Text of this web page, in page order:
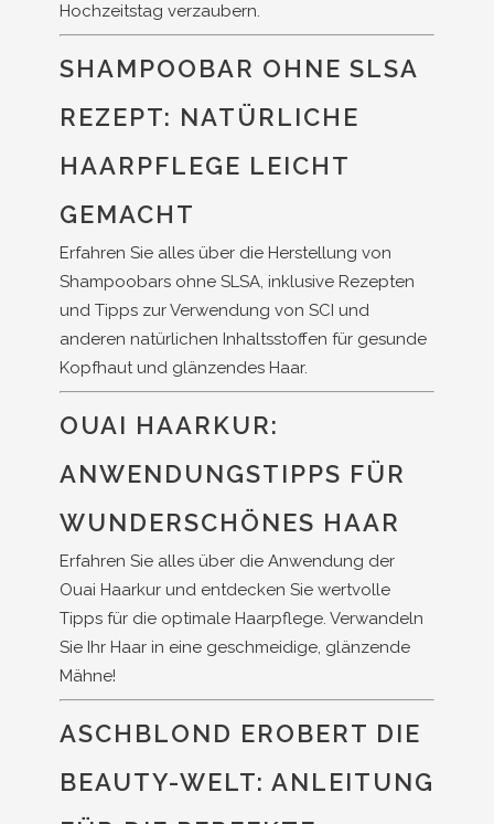
Hochzeitstag verzaubern.
SHAMPOOBAR OHNE SLSA
REZEPT: NATÜRLICHE
HAARPFLEGE LEICHT
GEMACHT
Erfahren Sie alles über die Herstellung von
Shampoobars ohne SLSA, inklusive Rezepten
und Tipps zur Verwendung von SCI und
anderen natürlichen Inhaltsstoffen für gesunde
Kopfhaut und glänzendes Haar.
OUAI HAARKUR:
ANWENDUNGSTIPPS FÜR
WUNDERSCHÖNES HAAR
Erfahren Sie alles über die Anwendung der
Ouai Haarkur und entdecken Sie wertvolle
Tipps für die optimale Haarpflege. Verwandeln
Sie Ihr Haar in eine geschmeidige, glänzende
Mähne!
ASCHBLOND EROBERT DIE
BEAUTY-WELT: ANLEITUNG